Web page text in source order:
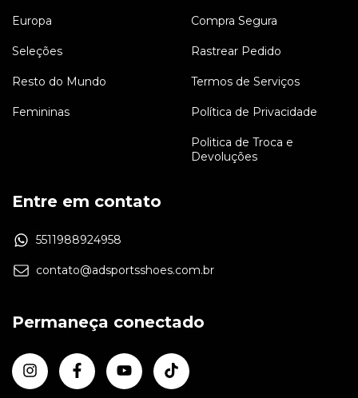
Europa
Seleções
Resto do Mundo
Femininas
Compra Segura
Rastrear Pedido
Termos de Serviços
Política de Privacidade
Politica de Troca e
Devoluções
Entre em contato
5511988924958
contato@adsportsshoes.com.br
Permaneça conectado